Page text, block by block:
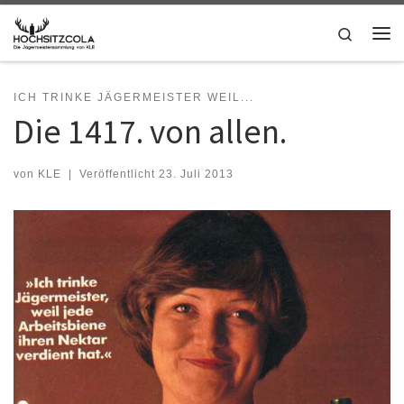
Zum Inhalt springen
Search
ICH TRINKE JÄGERMEISTER WEIL...
Die 1417. von allen.
von KLE Veröffentlicht 23. Juli 2013